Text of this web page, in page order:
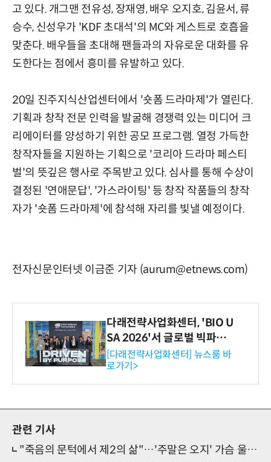
고 있다. 개그맨 전유성, 장재영, 배우 오지호, 김윤서, 류
승수, 신성우가 'KDF 초대석'의 MC와 게스트로 호흡을
맞춘다. 배우들을 초대해 팬들과의 자유로운 대화를 유
도한다는 점에서 흥미를 유발하고 있다.
20일 진주지식산업센터에서 '숏폼 드라마제'가 열린다.
기획과 창작 전문 인력을 발굴해 경쟁력 있는 미디어 크
리에이터를 양성하기 위한 공모 프로그램. 열정 가득한
창작자들을 지원하는 기획으로 '코리아 드라마 페스티
벌'의 뜻깊은 행사로 주목받고 있다. 심사를 통해 수상이
결정된 '연애문답', '가스라이팅' 등 창작 작품들의 창작
자가 '숏폼 드라마제'에 참석해 자리를 빛낼 예정이다.
전자신문인터넷 이금준 기자 (aurum@etnews.com)
다래전략사업화센터, 'BIO U
SA 2026'서 글로벌 빅파마
와의 비즈니스 미팅 지원…K
-바이오 해외 진출 교두보 확
보
[다래전략사업화센터] 뉴스룸 바
로가기>
관련 기사
"죽음의 문턱에서 제2의 삶"…'주말은 오지' 가슴 울린 고백